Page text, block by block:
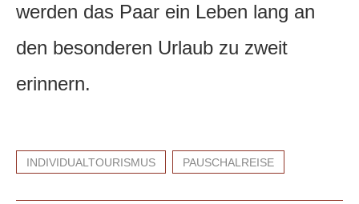
werden das Paar ein Leben lang an
den besonderen Urlaub zu zweit
erinnern.
INDIVIDUALTOURISMUS PAUSCHALREISE